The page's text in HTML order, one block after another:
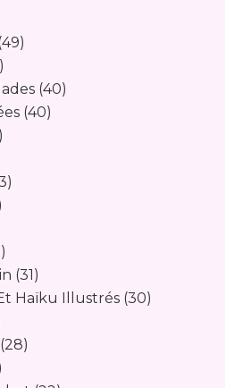
(40)
(40)
(31)
Haïku Illustrés (30)
(28)